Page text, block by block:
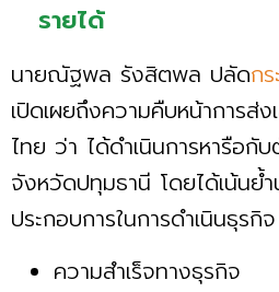
รายได้
นายณัฐพล รังสิตพล ปลัดก
เปิดเผยถึงความคืบหน้าการส่
ไทย ว่า ได้ดำเนินการหารือกั
จังหวัดปทุมธานี โดยได้เน้นย้
ประกอบการในการดำเนินธุร
ความสำเร็จทางธุรกิจ